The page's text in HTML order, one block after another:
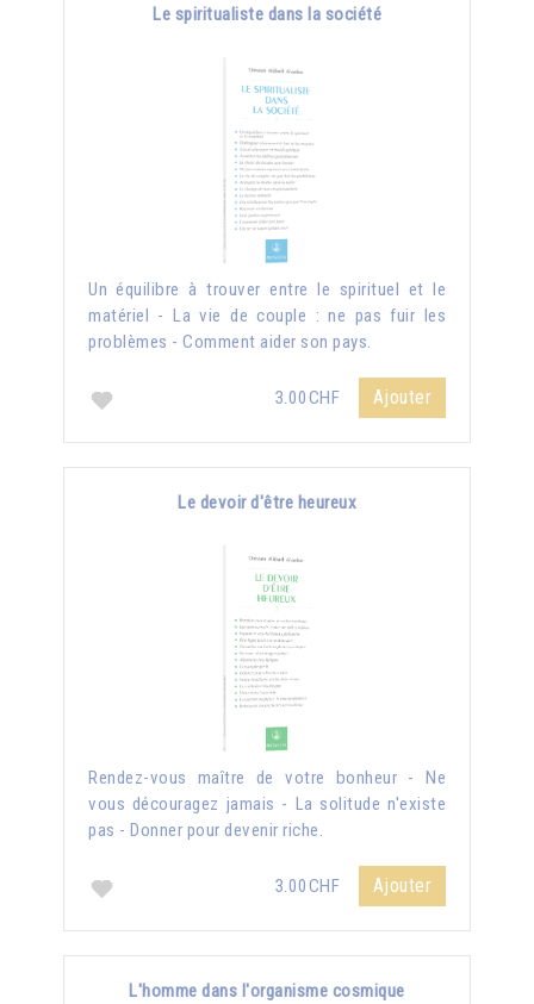
Le spiritualiste dans la société
Un équilibre à trouver entre le spirituel et le
matériel - La vie de couple : ne pas fuir les
problèmes - Comment aider son pays.
3.00CHF Ajouter
Le devoir d'être heureux
Rendez-vous maître de votre bonheur - Ne
vous découragez jamais - La solitude n'existe
pas - Donner pour devenir riche.
3.00CHF Ajouter
L'homme dans l'organisme cosmique